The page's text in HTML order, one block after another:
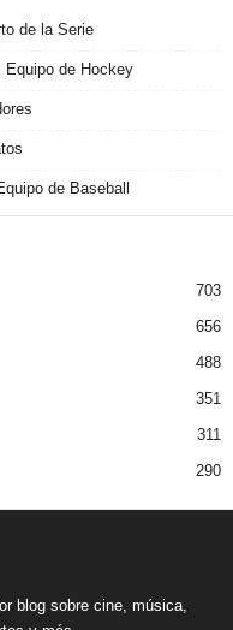
de la Serie
Equipo de Hockey
de Baseball
703
656
488
351
311
290
blog sobre cine, música,